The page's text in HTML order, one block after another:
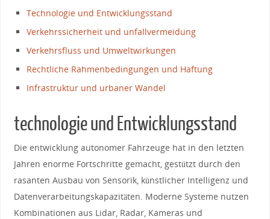
Technologie und Entwicklungsstand
Verkehrssicherheit und unfallvermeidung
Verkehrsfluss und Umweltwirkungen
Rechtliche‍ Rahmenbedingungen und Haftung
Infrastruktur und urbaner Wandel
technologie und Entwicklungsstand
Die entwicklung​ autonomer Fahrzeuge hat in den letzten
Jahren enorme Fortschritte gemacht, gestützt durch den
rasanten Ausbau von Sensorik,​ künstlicher Intelligenz und
Datenverarbeitungskapazitäten. Moderne⁣ Systeme nutzen
Kombinationen aus Lidar, Radar, Kameras​ und